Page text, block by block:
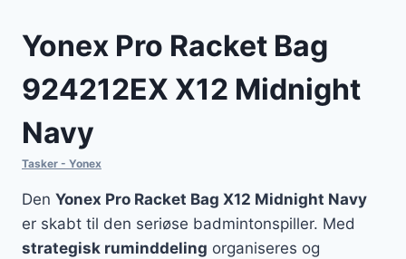
Yonex Pro Racket Bag
924212EX X12 Midnight
Navy
Tasker - Yonex
Den Yonex Pro Racket Bag X12 Midnight Navy
er skabt til den seriøse badmintonspiller. Med
strategisk ruminddeling organiseres og